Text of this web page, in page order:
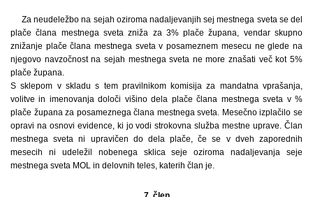
Za neudeležbo na sejah oziroma nadaljevanjih sej mestnega sveta se del
plače člana mestnega sveta zniža za 3% plače župana, vendar skupno
znižanje plače člana mestnega sveta v posameznem mesecu ne glede na
njegovo navzočnost na sejah mestnega sveta ne more znašati več kot 5%
plače župana.
S sklepom v skladu s tem pravilnikom komisija za mandatna vprašanja,
volitve in imenovanja določi višino dela plače člana mestnega sveta v %
plače župana za posameznega člana mestnega sveta. Mesečno izplačilo se
opravi na osnovi evidence, ki jo vodi strokovna služba mestne uprave. Član
mestnega sveta ni upravičen do dela plače, če se v dveh zaporednih
mesecih ni udeležil nobenega sklica seje oziroma nadaljevanja seje
mestnega sveta MOL in delovnih teles, katerih član je.